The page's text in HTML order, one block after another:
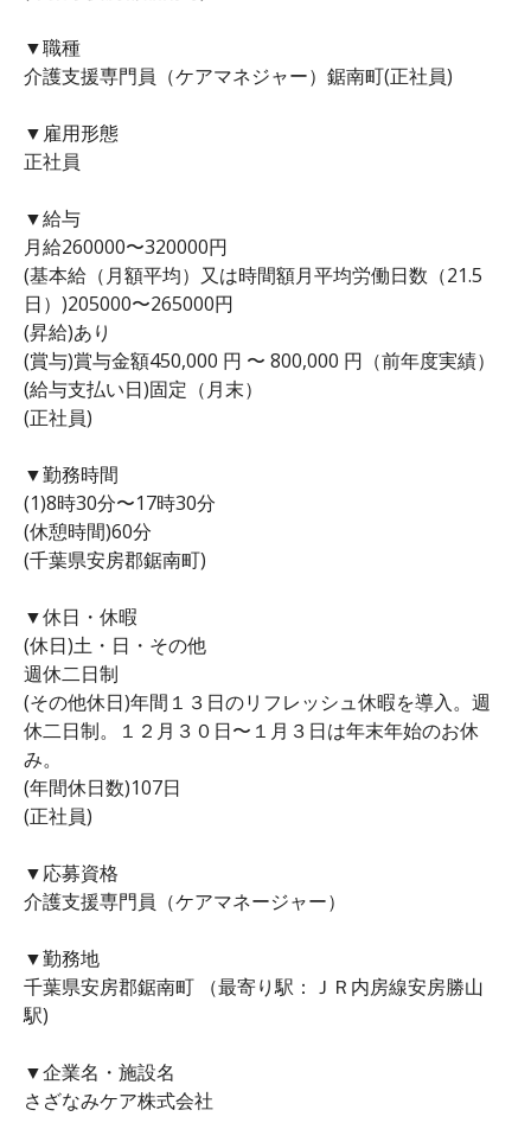
▼職種
介護支援専門員（ケアマネジャー）鋸南町(正社員)
▼雇用形態
正社員
▼給与
月給260000〜320000円
(基本給（月額平均）又は時間額月平均労働日数（21.5
日）)205000〜265000円
(昇給)あり
(賞与)賞与金額450,000 円 〜 800,000 円（前年度実績）
(給与支払い日)固定（月末）
(正社員)
▼勤務時間
(1)8時30分〜17時30分
(休憩時間)60分
(千葉県安房郡鋸南町)
▼休日・休暇
(休日)土・日・その他
週休二日制
(その他休日)年間１３日のリフレッシュ休暇を導入。週
休二日制。１２月３０日〜１月３日は年末年始のお休
み。
(年間休日数)107日
(正社員)
▼応募資格
介護支援専門員（ケアマネージャー）
▼勤務地
千葉県安房郡鋸南町 （最寄り駅：ＪＲ内房線安房勝山
駅)
▼企業名・施設名
さざなみケア株式会社